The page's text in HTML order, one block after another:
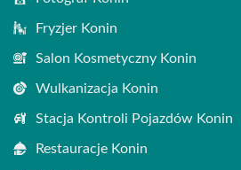
Fryzjer Konin
Salon Kosmetyczny Konin
Wulkanizacja Konin
Stacja Kontroli Pojazdów Konin
Restauracje Konin